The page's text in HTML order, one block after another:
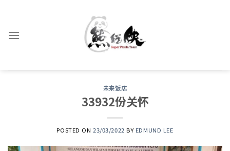
content
未来饭店
33932份关怀
POSTED ON23/03/2022 BY EDMUND LEE